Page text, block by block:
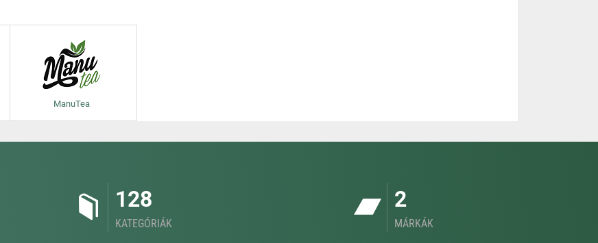
ManuTea
128
KATEGÓRIÁK
2
MÁRKÁK